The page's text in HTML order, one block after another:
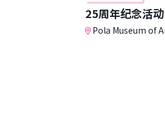
25周年纪念活动
Pola Museum of